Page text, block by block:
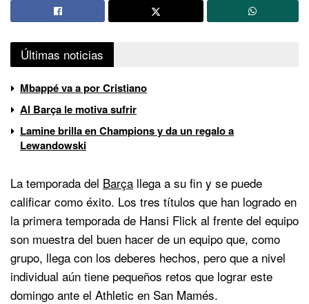
Últimas noticias
Mbappé va a por Cristiano
Al Barça le motiva sufrir
Lamine brilla en Champions y da un regalo a
Lewandowski
La temporada del Barça llega a su fin y se puede
calificar como éxito. Los tres títulos que han logrado en
la primera temporada de Hansi Flick al frente del equipo
son muestra del buen hacer de un equipo que, como
grupo, llega con los deberes hechos, pero que a nivel
individual aún tiene pequeños retos que lograr este
domingo ante el Athletic en San Mamés.